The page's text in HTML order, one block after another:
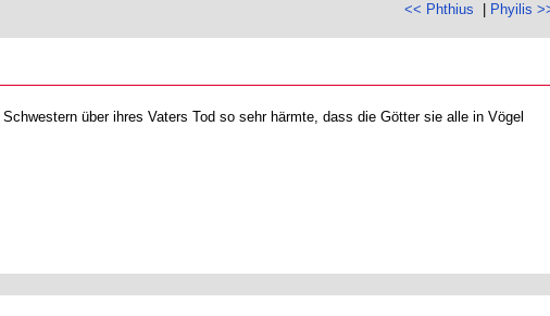
<< Phthius Phyilis
Schwestern über ihres Vaters Tod so sehr härmte, dass die Götter sie alle in Vögel